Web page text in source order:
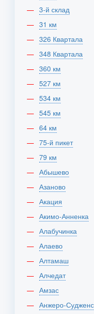
3-й склад
31 км
326 Квартала
348 Квартала
360 км
527 км
534 км
545 км
64 км
75-й пикет
79 км
Абышево
Азаново
Акация
Акимо-Анненка
Алабучинка
Алаево
Алтамаш
Алчедат
Амзас
Анжеро-